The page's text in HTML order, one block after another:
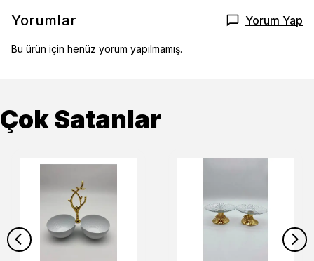
Yorumlar Yorum Yap
Bu ürün için henüz yorum yapılmamış.
Çok Satanlar